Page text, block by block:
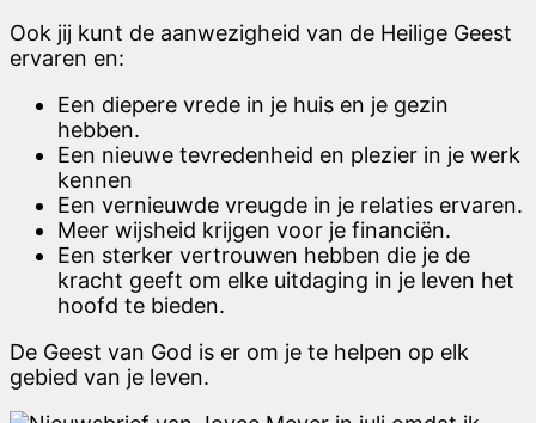
Ook jij kunt de aanwezigheid van de Heilige Geest
ervaren en:
Een diepere vrede in je huis en je gezin
hebben.
Een nieuwe tevredenheid en plezier in je werk
kennen
Een vernieuwde vreugde in je relaties ervaren.
Meer wijsheid krijgen voor je financiën.
Een sterker vertrouwen hebben die je de
kracht geeft om elke uitdaging in je leven het
hoofd te bieden.
De Geest van God is er om je te helpen op elk
gebied van je leven.